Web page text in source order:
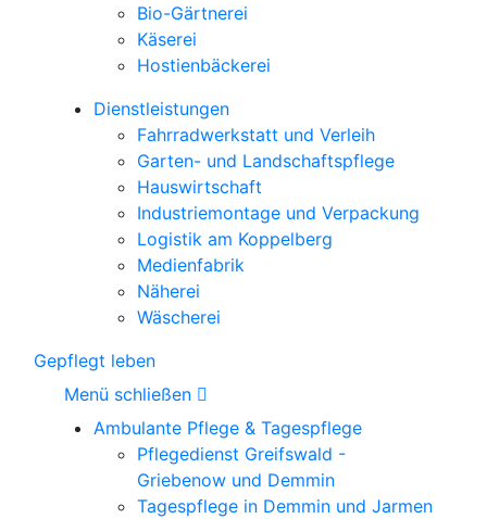
Bio-Gärtnerei
Käserei
Hostienbäckerei
Dienstleistungen
Fahrradwerkstatt und Verleih
Garten- und Landschaftspflege
Hauswirtschaft
Industriemontage und Verpackung
Logistik am Koppelberg
Medienfabrik
Näherei
Wäscherei
Gepflegt leben
Menü schließen
Ambulante Pflege & Tagespflege
Pflegedienst Greifswald -
Griebenow und Demmin
Tagespflege in Demmin und Jarmen